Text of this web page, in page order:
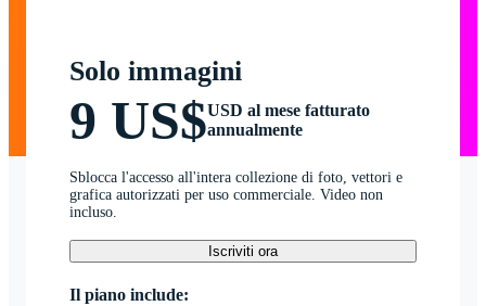
Solo immagini
9 US$USD al mese fatturato
annualmente
Sblocca l'accesso all'intera collezione di foto, vettori e
grafica autorizzati per uso commerciale. Video non
incluso.
Iscriviti ora
Il piano include: